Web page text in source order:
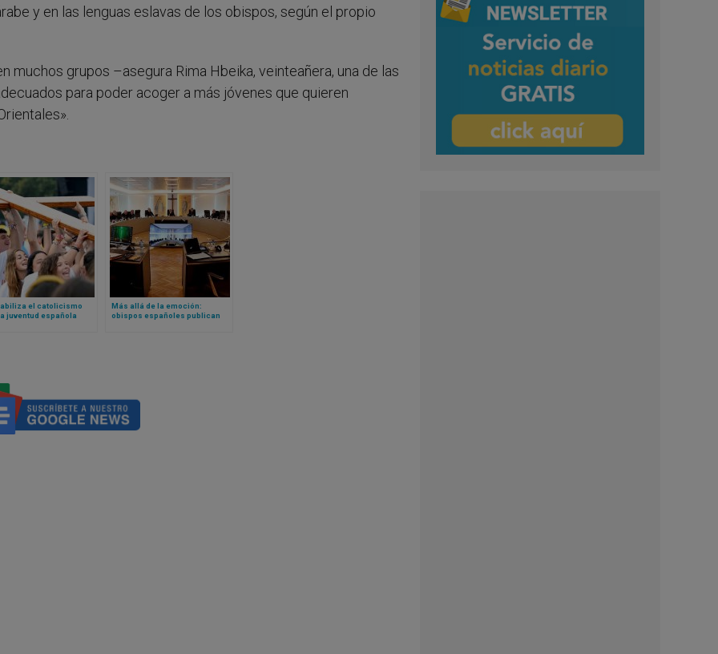
y en las lenguas eslavas de los obispos, según el propio
muchos grupos –asegura Rima Hbeika, veinteañera, una de las
para poder acoger a más jóvenes que quieren
el catolicismo
juventud española
Más allá de la emoción:
obispos españoles publican